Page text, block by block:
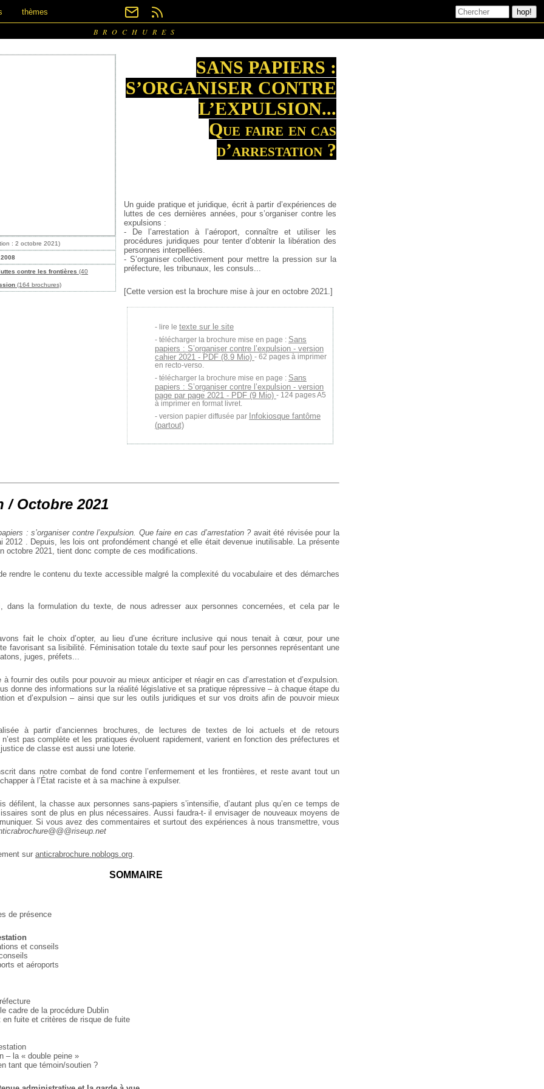
thèmes
BROCHURES
: 2 octobre 2021)
contre les frontières (40
(164 brochures)
SANS PAPIERS :
S’ORGANISER CONTRE
L’EXPULSION...
Que faire en cas
d’arrestation ?
Un guide pratique et juridique, écrit à partir d’expériences de
luttes de ces dernières années, pour s’organiser contre les
expulsions :
- De l’arrestation à l’aéroport, connaître et utiliser les
procédures juridiques pour tenter d’obtenir la libération des
personnes interpellées.
- S’organiser collectivement pour mettre la pression sur la
préfecture, les tribunaux, les consuls...
[Cette version est la brochure mise à jour en octobre 2021.]
lire le texte sur le site
télécharger la brochure mise en page : Sans
papiers : S’organiser contre l’expulsion - version
cahier 2021 - PDF (8.9 Mio) - 62 pages à imprimer
en recto-verso.
télécharger la brochure mise en page : Sans
papiers : S’organiser contre l’expulsion - version
page par page 2021 - PDF (9 Mio) - 124 pages A5
à imprimer en format livret.
version papier diffusée par Infokiosque fantôme
(partout)
/ Octobre 2021
: s’organiser contre l’expulsion. Que faire en cas d’arrestation ? avait été révisée pour la
2012 . Depuis, les lois ont profondément changé et elle était devenue inutilisable. La présente
octobre 2021, tient donc compte de ces modifications.
rendre le contenu du texte accessible malgré la complexité du vocabulaire et des démarches
dans la formulation du texte, de nous adresser aux personnes concernées, et cela par le
fait le choix d’opter, au lieu d’une écriture inclusive qui nous tenait à cœur, pour une
favorisant sa lisibilité. Féminisation totale du texte sauf pour les personnes représentant une
juges, préfets...
fournir des outils pour pouvoir au mieux anticiper et réagir en cas d’arrestation et d’expulsion.
donne des informations sur la réalité législative et sa pratique répressive – à chaque étape du
et d’expulsion – ainsi que sur les outils juridiques et sur vos droits afin de pouvoir mieux
à partir d’anciennes brochures, de lectures de textes de loi actuels et de retours
n’est pas complète et les pratiques évoluent rapidement, varient en fonction des préfectures et
de classe est aussi une loterie.
dans notre combat de fond contre l’enfermement et les frontières, et reste avant tout un
à l’État raciste et à sa machine à expulser.
défilent, la chasse aux personnes sans-papiers s’intensifie, d’autant plus qu’en ce temps de
sont de plus en plus nécessaires. Aussi faudra-t- il envisager de nouveaux moyens de
Si vous avez des commentaires et surtout des expériences à nous transmettre, vous
sur anticrabrochure.noblogs.org
SOMMAIRE
de présence
et conseils
et aéroports
cadre de la procédure Dublin
fuite et critères de risque de fuite
– la « double peine »
tant que témoin/soutien ?